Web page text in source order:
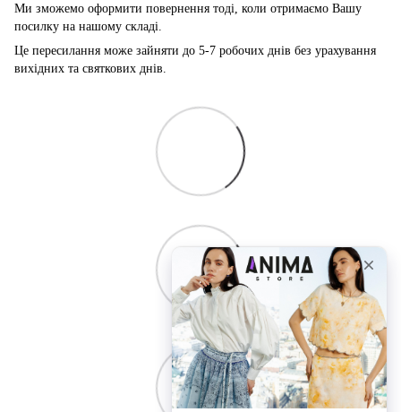
Ми зможемо оформити повернення тоді, коли отримаємо Вашу
посилку на нашому складі.
Це пересилання може зайняти до 5-7 робочих днів без урахування
вихідних та святкових днів.